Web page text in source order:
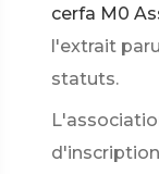
cerfa M0
l'extrait
statuts.